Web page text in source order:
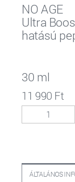
NO AGE
Ultra
hatású
30 ml
11 990 Ft
ÁLTALÁNOS